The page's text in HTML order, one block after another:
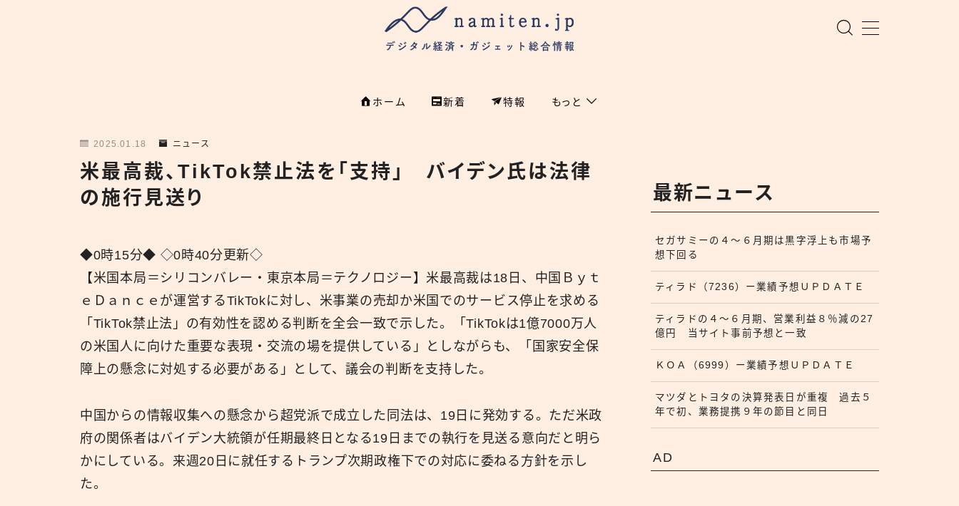
ホーム 新着 特報 もっと
特集
国内
危機管理
広報
特集
2025.01.18 ニュース
米最高裁、TikTok禁止法を「支持」 バイデン氏は法律
の施行見送り
◆0時15分◆ ◇0時40分更新◇
【米国本局＝シリコンバレー・東京本局＝テクノロジー】米最高裁は18日、中国Ｂｙｔ
ｅＤａｎｃｅが運営するTikTokに対し、米事業の売却か米国でのサービス停止を求める
「TikTok禁止法」の有効性を認める判断を全会一致で示した。「TikTokは1億7000万人
の米国人に向けた重要な表現・交流の場を提供している」としながらも、「国家安全保
障上の懸念に対処する必要がある」として、議会の判断を支持した。
中国からの情報収集への懸念から超党派で成立した同法は、19日に発効する。ただ米政
府の関係者はバイデン大統領が任期最終日となる19日までの執行を見送る意向だと明ら
かにしている。来週20日に就任するトランプ次期政権下での対応に委ねる方針を示し
た。
最新ニュース
セガサミーの４〜６月期は黒字浮上も市場予
想下回る
ティラド（7236）ー業績予想ＵＰＤＡＴＥ
ティラドの４〜６月期、営業利益８％減の27
億円 当サイト事前予想と一致
ＫＯＡ（6999）ー業績予想ＵＰＤＡＴＥ
マツダとトヨタの決算発表日が重複 過去５
年で初、業務提携９年の節目と同日
AD